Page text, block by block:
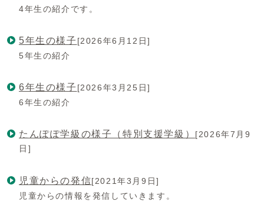
4年生の紹介です。
5年生の様子 [2026年6月12日]
5年生の紹介
6年生の様子 [2026年3月25日]
6年生の紹介
たんぽぽ学級の様子（特別支援学級） [2026年7月9
日]
児童からの発信[2021年3月9日]
児童からの情報を発信していきます。